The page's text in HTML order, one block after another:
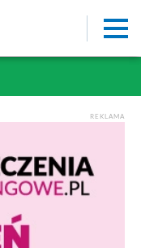
REKLAMA